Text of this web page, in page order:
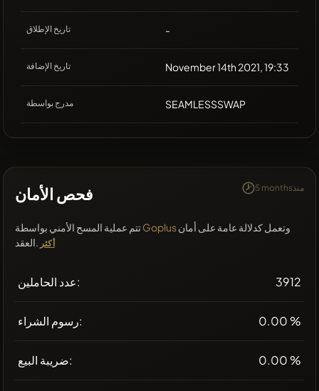
تاريخ الإطلاق -
تاريخ الإضافة November 14th 2021, 19:33
مدرج بواسطة SEAMLESSSWAP
فحص الأمان 5 monthsمنذ
Goplus
العقد. أكثر
عدد الحاملين: 3912
رسوم الشراء: 0.00 %
ضريبة البيع: 0.00 %